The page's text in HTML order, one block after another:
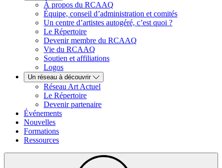
À propos du RCAAQ
Équipe, conseil d’administration et comités
Un centre d’artistes autogéré, c’est quoi ?
Le Répertoire
Devenir membre du RCAAQ
Vie du RCAAQ
Soutien et affiliations
Logos
Un réseau à découvrir
Réseau Art Actuel
Le Répertoire
Devenir partenaire
Événements
Nouvelles
Formations
Ressources